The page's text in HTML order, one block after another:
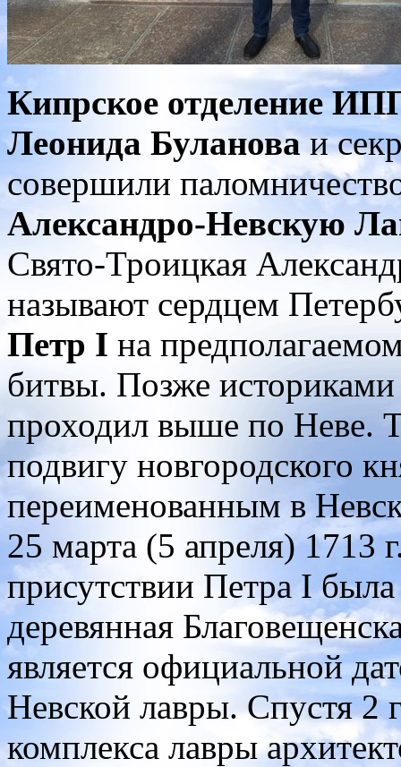
Кипрское отделение
Леонида Булановаи
совершили
Александро-Невскую
Свято-Троицкая
называют сердцем
Петр I на
битвы. Позже
проходил выше по Неве.
подвигу новгородского
переименованным в
25 марта (5 апреля) 1713
присутствии Петра I
деревянная
является официальной
Невской лавры. Спустя 2
комплекса лавры